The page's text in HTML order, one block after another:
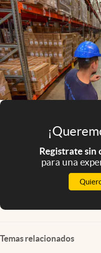
Registrate sin
para una
Temas relacionados